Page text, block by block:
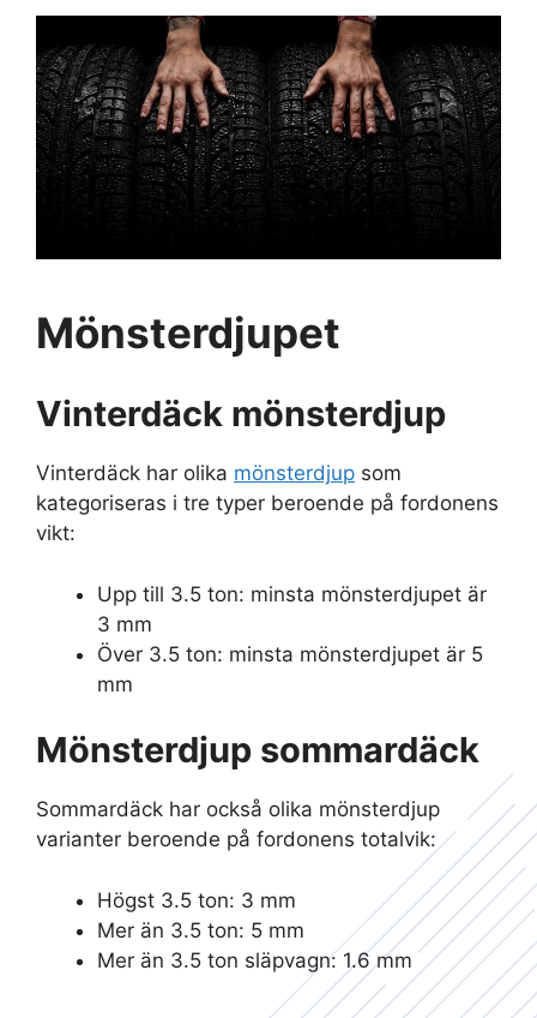
Mönsterdjupet
Vinterdäck mönsterdjup
Vinterdäck har olika mönsterdjup som
kategoriseras i tre typer beroende på fordonens
vikt:
Upp till 3.5 ton: minsta mönsterdjupet är
3 mm
Över 3.5 ton: minsta mönsterdjupet är 5
mm
Mönsterdjup sommardäck
Sommardäck har också olika mönsterdjup
varianter beroende på fordonens totalvik:
Högst 3.5 ton: 3 mm
Mer än 3.5 ton: 5 mm
Mer än 3.5 ton släpvagn: 1.6 mm